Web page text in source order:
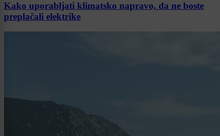
Kako uporabljati klimatsko napravo, da ne boste
preplačali elektrike